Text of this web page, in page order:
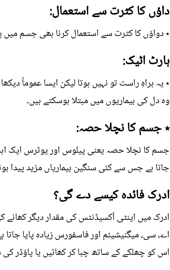
داؤں کا کثرت سے استعمال:
٭ دواؤں کا کثرت سے استعمال کرنا بھی جسم میں
ہارٹ اٹیک:
٭ یہ براہِ راست تو نہیں ہوتا لیکن ایسا عموماً
وہ دل کی بیماریوں میں مبتلا ہوسکتے ہیں۔
٭ جسم کا نچلا حصہ:
جسم کا نچلا حصہ یعنی پیلوس اور یوٹرس ایک
جاتا ہے جس سے کئی سنگین بیماریاں مزید پیدا
ادرک فائدہ کیسے دے گی؟
ادرک میں اینٹی آکسیڈنٹس کی مقدار دیگر
اے، سی، میگنیشیئم اور فاسفورس زیادہ پایا
اس کو چھلکے کے ساتھ چبا کر کھائیں یا پاؤڈر